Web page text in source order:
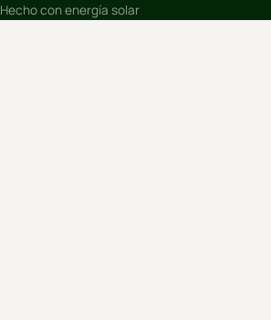
Hecho con energía solar